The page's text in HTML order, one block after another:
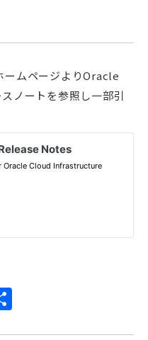
ムページよりOracle
ノートを参照し一部引